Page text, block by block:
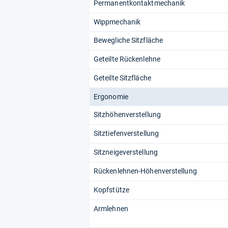
Permanentkontaktmechanik
Wippmechanik
Bewegliche Sitzfläche
Geteilte Rückenlehne
Geteilte Sitzfläche
Ergonomie
Sitzhöhenverstellung
Sitztiefenverstellung
Sitzneigeverstellung
Rückenlehnen-Höhenverstellung
Kopfstütze
Armlehnen